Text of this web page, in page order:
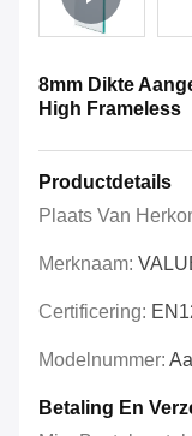
8mm Dikte
High Frameless
Productdetails
Plaats Van
Merknaam:
Certificering:
Modelnummer:
Betaling En